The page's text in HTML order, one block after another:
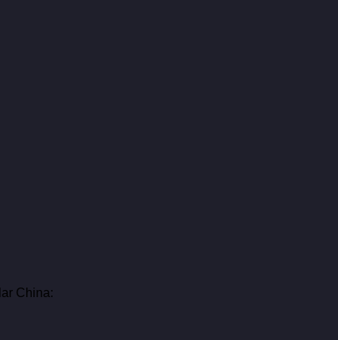
China: